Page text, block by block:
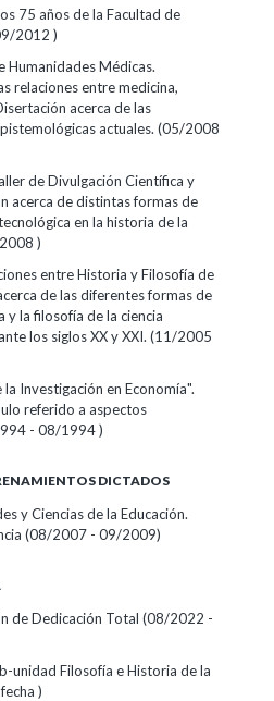
75 años de la Facultad de
2012 )
Humanidades Médicas.
relaciones entre medicina,
acerca de las
actuales. (05/2008
de Divulgación Científica y
acerca de distintas formas de
en la historia de la
)
entre Historia y Filosofía de
de las diferentes formas de
y la filosofía de la ciencia
los siglos XX y XXI. (11/2005
Investigación en Economía".
referido a aspectos
- 08/1994 )
DICTADOS
y Ciencias de la Educación.
(08/2007 - 09/2009)
de Dedicación Total (08/2022 -
unidad Filosofía e Historia de la
)